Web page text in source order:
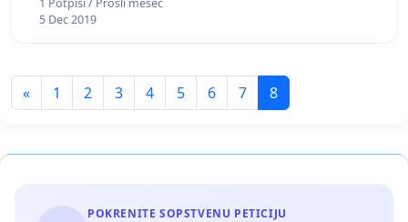
5 Dec 2019
« 1 2 3 4 5 6 7 8
POKRENITE SOPSTVENU PETICIJU